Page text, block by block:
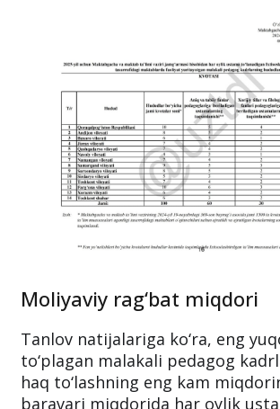
Moliyaviy rag‘bat miqdori
Tanlov natijalariga ko‘ra, eng